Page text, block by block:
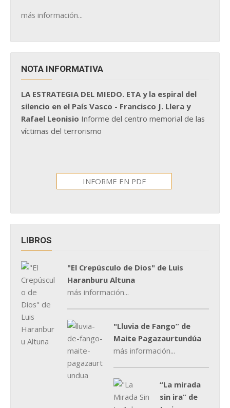
más información...
NOTA INFORMATIVA
LA ESTRATEGIA DEL MIEDO. ETA y la espiral del
silencio en el País Vasco - Francisco J. Llera y
Rafael Leonisio Informe del centro memorial de las
víctimas del terrorismo
INFORME EN PDF
LIBROS
"El Crepúsculo de Dios" de Luis
Haranburu Altuna
más información...
"Lluvia de Fango” de
Maite Pagazaurtundúa
más información...
“La mirada
sin ira” de